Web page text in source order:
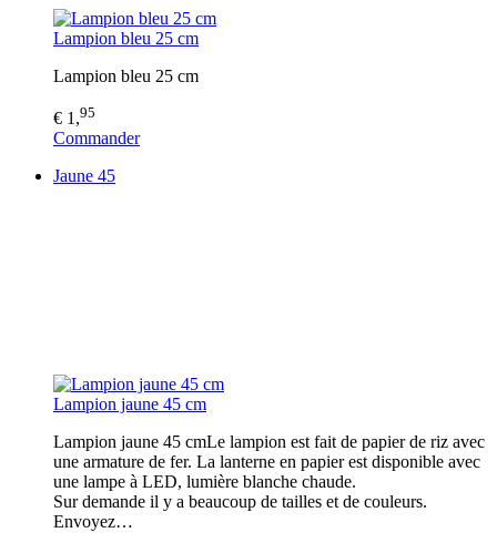
Lampion bleu 25 cm
Lampion bleu 25 cm
€ 1,95
Commander
Jaune 45
Lampion jaune 45 cm
Lampion jaune 45 cmLe lampion est fait de papier de riz avec
une armature de fer. La lanterne en papier est disponible avec
une lampe à LED, lumière blanche chaude.
Sur demande il y a beaucoup de tailles et de couleurs.
Envoyez…